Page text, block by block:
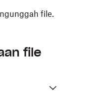
file.
file